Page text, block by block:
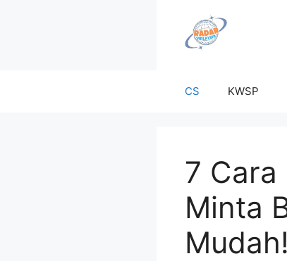
CS KWSP
7
Minta
Mudah!